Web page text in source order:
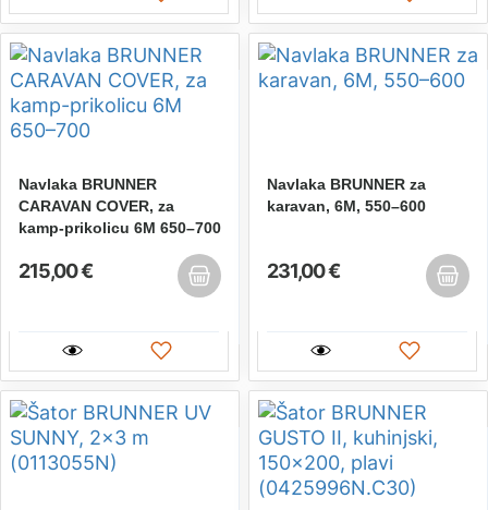
Navlaka BRUNNER
CARAVAN COVER, za
kamp-prikolicu 6M 650–700
215,00 €
Navlaka BRUNNER za
karavan, 6M, 550–600
231,00 €